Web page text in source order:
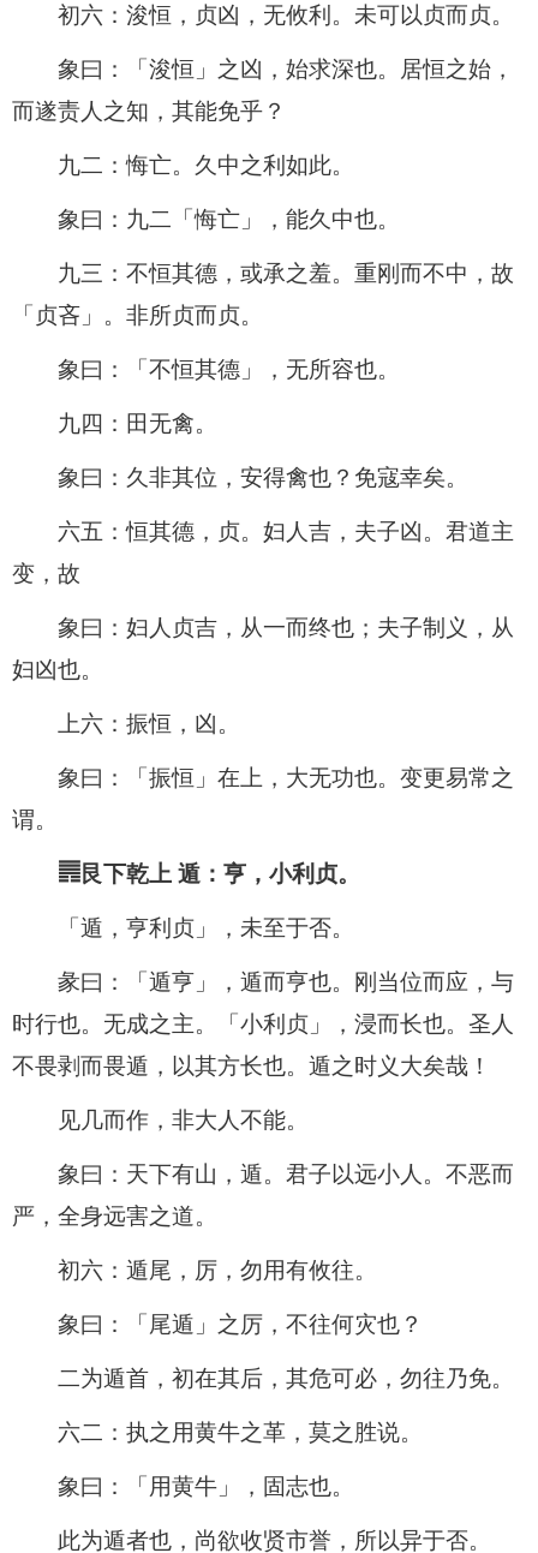
初六：浚恒，贞凶，无攸利。未可以贞而贞。
象曰：「浚恒」之凶，始求深也。居恒之始，
而遂责人之知，其能免乎？
九二：悔亡。久中之利如此。
象曰：九二「悔亡」，能久中也。
九三：不恒其德，或承之羞。重刚而不中，故
「贞吝」。非所贞而贞。
象曰：「不恒其德」，无所容也。
九四：田无禽。
象曰：久非其位，安得禽也？免寇幸矣。
六五：恒其德，贞。妇人吉，夫子凶。君道主
变，故
象曰：妇人贞吉，从一而终也；夫子制义，从
妇凶也。
上六：振恒，凶。
象曰：「振恒」在上，大无功也。变更易常之
谓。
䷠艮下乾上 遁：亨，小利贞。
「遁，亨利贞」，未至于否。
彖曰：「遁亨」，遁而亨也。刚当位而应，与
时行也。无成之主。「小利贞」，浸而长也。圣人
不畏剥而畏遁，以其方长也。遁之时义大矣哉！
见几而作，非大人不能。
象曰：天下有山，遁。君子以远小人。不恶而
严，全身远害之道。
初六：遁尾，厉，勿用有攸往。
象曰：「尾遁」之厉，不往何灾也？
二为遁首，初在其后，其危可必，勿往乃免。
六二：执之用黄牛之革，莫之胜说。
象曰：「用黄牛」，固志也。
此为遁者也，尚欲收贤市誉，所以异于否。